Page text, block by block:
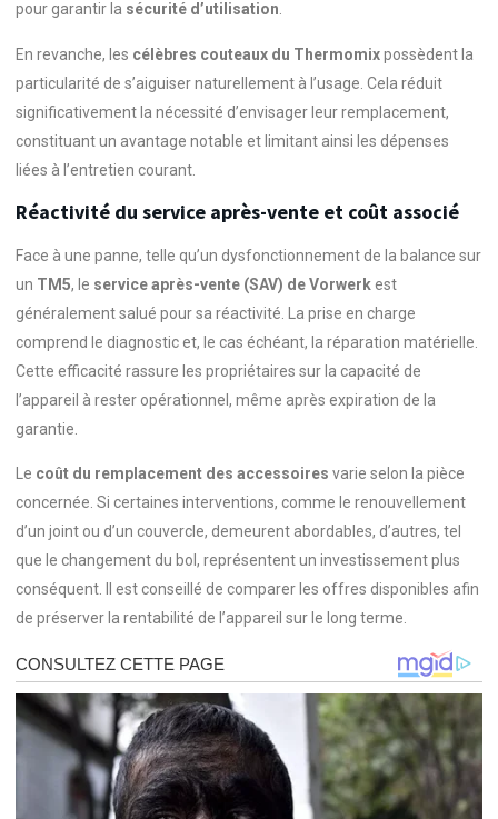
pour garantir la sécurité d’utilisation.
En revanche, les célèbres couteaux du Thermomixpossèdent la
particularité de s’aiguiser naturellement à l’usage. Cela réduit
significativement la nécessité d’envisager leur remplacement,
constituant un avantage notable et limitant ainsi les dépenses
liées à l’entretien courant.
Réactivité du service après-vente et coût associé
Face à une panne, telle qu’un dysfonctionnement de la balance sur
un TM5, le service après-vente (SAV) de Vorwerkest
généralement salué pour sa réactivité. La prise en charge
comprend le diagnostic et, le cas échéant, la réparation matérielle.
Cette efficacité rassure les propriétaires sur la capacité de
l’appareil à rester opérationnel, même après expiration de la
garantie.
Le coût du remplacement des accessoires varie selon la pièce
concernée. Si certaines interventions, comme le renouvellement
d’un joint ou d’un couvercle, demeurent abordables, d’autres, tel
que le changement du bol, représentent un investissement plus
conséquent. Il est conseillé de comparer les offres disponibles afin
de préserver la rentabilité de l’appareil sur le long terme.